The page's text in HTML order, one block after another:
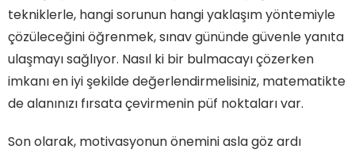
tekniklerle, hangi sorunun hangi yaklaşım yöntemiyle
çözüleceğini öğrenmek, sınav gününde güvenle yanıta
ulaşmayı sağlıyor. Nasıl ki bir bulmacayı çözerken
imkanı en iyi şekilde değerlendirmelisiniz, matematikte
de alanınızı fırsata çevirmenin püf noktaları var.
Son olarak, motivasyonun önemini asla göz ardı